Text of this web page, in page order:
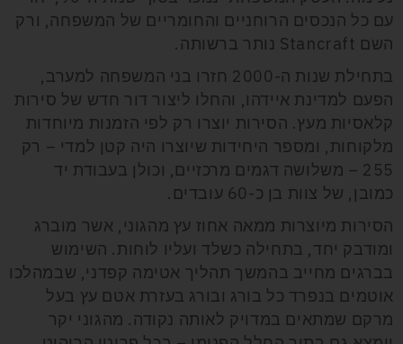
עם כל הנכסים הרוחניים והחומריים של המשפחה, ורק
השם Stancraft נותר ברשותה.
בתחילת שנות ה-2000 חזרו בני המשפחה למערב,
הפעם למדינת איידהו, והחלו ליצור דור חדש של סירות
קלאסיות מעץ. הסירות יוצרו רק לפי הזמנות מיוחדות
מלקוחות, ומספר היחידות שיוצרו היה קטן למדי – רק
255 – משלושה דגמים מרכזיים, וכולן בעבודת יד
כמובן, של צוות בן כ-60 עובדים.
הסירות מיוצרות ממאה אחוז עץ מהגוני, אשר מוברג
ומודבק יחד, בתחילה כשלד ועליו לוחות. השימוש
בברגים מחייב בהמשך תהליך אטימה קפדני, שבמהלכו
אוטמים בנפרד כל בורג ובורג בעזרת אטם עץ בעל
מרקם שמתאים במדויק לאותה נקודה. מהגוני יקר